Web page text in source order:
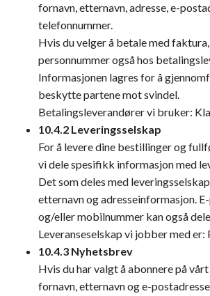
fornavn, etternavn, adresse, e-
telefonnummer.
Hvis du velger å betale med
personnummer også hos
Informasjonen lagres for å
beskytte partene mot svindel.
Betalingsleverandører vi bruker:
10.4.2 Leveringsselskap
For å levere dine bestillinger og
vi dele spesifikk informasjon med
Det som deles med
etternavn og adresseinformasjon.
og/eller mobilnummer kan også
Leveranseselskap vi jobber med
10.4.3 Nyhetsbrev
Hvis du har valgt å abonnere på
fornavn, etternavn og e-